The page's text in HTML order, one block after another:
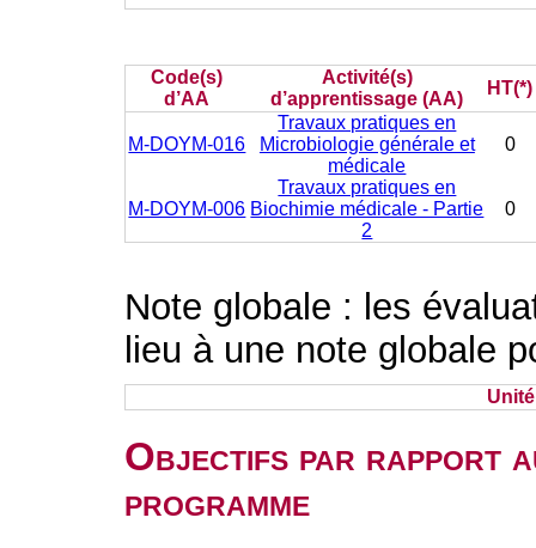
Code(s)
d’AA
Activité(s)
d’apprentissage (AA)
HT(*)
M-DOYM-016
Travaux pratiques en
Microbiologie générale et
médicale
0
M-DOYM-006
Travaux pratiques en
Biochimie médicale - Partie
2
0
Note globale : les
lieu à une note globale
Objectifs par rapport
programme